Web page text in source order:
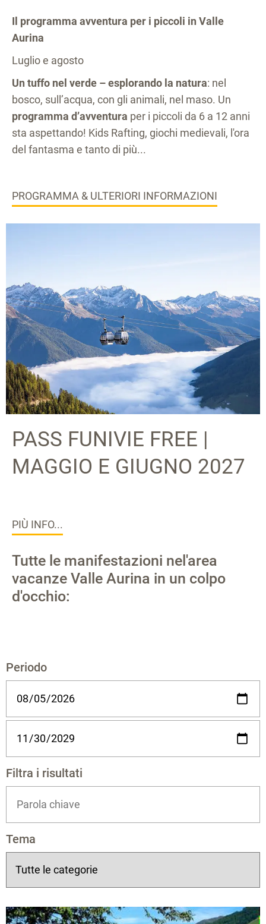
Il programma avventura per i piccoli in Valle
Aurina
Luglio e agosto
Un tuffo nel verde – esplorando la natura: nel
bosco, sull’acqua, con gli animali, nel maso. Un
programma d’avventura per i piccoli da 6 a 12 anni
sta aspettando! Kids Rafting, giochi medievali, l'ora
del fantasma e tanto di più...
PROGRAMMA & ULTERIORI INFORMAZIONI
PASS FUNIVIE FREE |
MAGGIO E GIUGNO 2027
PIÙ INFO...
Tutte le manifestazioni nel'area
vacanze Valle Aurina in un colpo
d'occhio:
Periodo
Filtra i risultati
Tema